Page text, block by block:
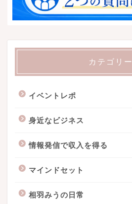
カテゴリー
イベントレポ
身近なビジネス
情報発信で収入を得る
マインドセット
相羽みうの日常